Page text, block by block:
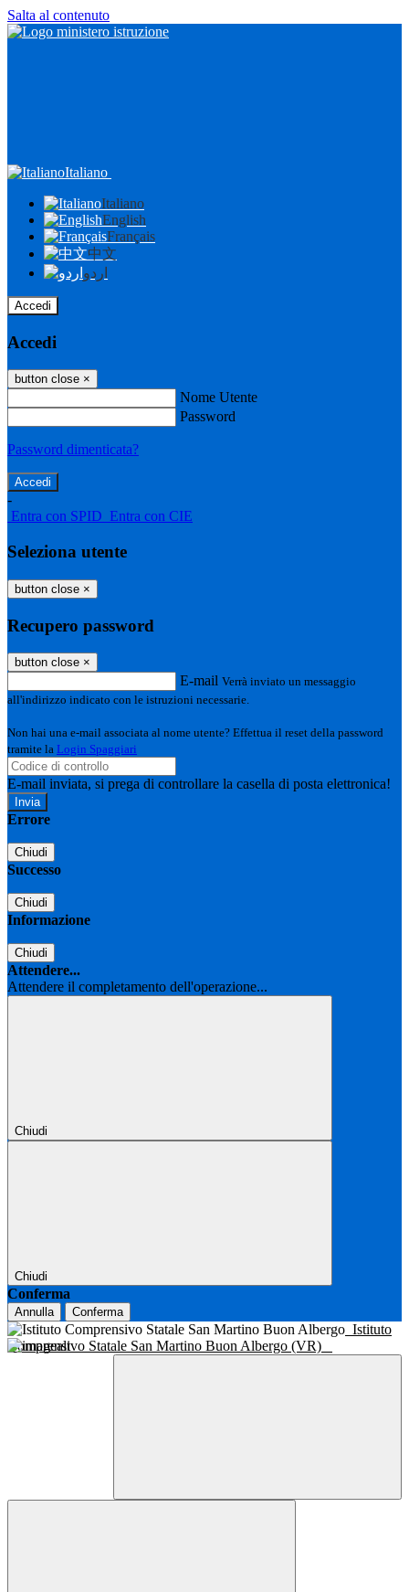
Salta al contenuto
Italiano
Italiano
English
Français
中文
اردو
Accedi
Accedi
button close ×
Nome Utente
Password
Password dimenticata?
-
Entra con SPID Entra con CIE
Seleziona utente
button close ×
Recupero password
button close ×
E-mail Verrà inviato un messaggio
all'indirizzo indicato con le istruzioni necessarie.
Non hai una e-mail associata al nome utente? Effettua il reset della password
tramite la Login Spaggiari
E-mail inviata, si prega di controllare la casella di posta elettronica!
Errore
Chiudi
Successo
Chiudi
Informazione
Chiudi
Attendere...
Attendere il completamento dell'operazione...
Chiudi
Chiudi
Conferma
Annulla Conferma
Istituto
Comprensivo Statale San Martino Buon Albergo (VR)